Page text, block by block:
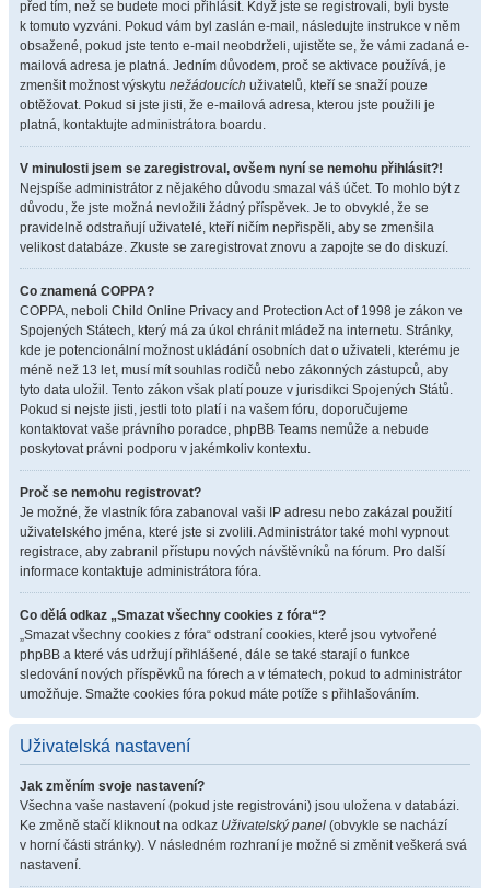
před tím, než se budete moci přihlásit. Když jste se registrovali, byli byste
k tomuto vyzváni. Pokud vám byl zaslán e-mail, následujte instrukce v něm
obsažené, pokud jste tento e-mail neobdrželi, ujistěte se, že vámi zadaná e-
mailová adresa je platná. Jedním důvodem, proč se aktivace používá, je
zmenšit možnost výskytu nežádoucích uživatelů, kteří se snaží pouze
obtěžovat. Pokud si jste jisti, že e-mailová adresa, kterou jste použili je
platná, kontaktujte administrátora boardu.
V minulosti jsem se zaregistroval, ovšem nyní se nemohu přihlásit?!
Nejspíše administrátor z nějakého důvodu smazal váš účet. To mohlo být z
důvodu, že jste možná nevložili žádný příspěvek. Je to obvyklé, že se
pravidelně odstraňují uživatelé, kteří ničím nepřispěli, aby se zmenšila
velikost databáze. Zkuste se zaregistrovat znovu a zapojte se do diskuzí.
Co znamená COPPA?
COPPA, neboli Child Online Privacy and Protection Act of 1998 je zákon ve
Spojených Státech, který má za úkol chránit mládež na internetu. Stránky,
kde je potencionální možnost ukládání osobních dat o uživateli, kterému je
méně než 13 let, musí mít souhlas rodičů nebo zákonných zástupců, aby
tyto data uložil. Tento zákon však platí pouze v jurisdikci Spojených Států.
Pokud si nejste jisti, jestli toto platí i na vašem fóru, doporučujeme
kontaktovat vaše právního poradce, phpBB Teams nemůže a nebude
poskytovat právni podporu v jakémkoliv kontextu.
Proč se nemohu registrovat?
Je možné, že vlastník fóra zabanoval vaši IP adresu nebo zakázal použití
uživatelského jména, které jste si zvolili. Administrátor také mohl vypnout
registrace, aby zabranil přístupu nových návštěvníků na fórum. Pro další
informace kontaktuje administrátora fóra.
Co dělá odkaz „Smazat všechny cookies z fóra“?
„Smazat všechny cookies z fóra“ odstraní cookies, které jsou vytvořené
phpBB a které vás udržují přihlášené, dále se také starají o funkce
sledování nových příspěvků na fórech a v tématech, pokud to administrátor
umožňuje. Smažte cookies fóra pokud máte potíže s přihlašováním.
Uživatelská nastavení
Jak změním svoje nastavení?
Všechna vaše nastavení (pokud jste registrováni) jsou uložena v databázi.
Ke změně stačí kliknout na odkaz Uživatelský panel (obvykle se nachází
v horní části stránky). V následném rozhraní je možné si změnit veškerá svá
nastavení.